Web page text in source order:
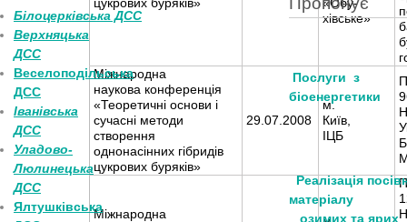
хівське»
Міжнародна
наукова конференція
«Теоретичні основи і
сучасні методи
створення
однонасінних гібридів
цукрових буряків»
29.07.2008
м.
Київ,
ІЦБ
Міжнародна
Білоцерківська ДСС
Верхняцька
ДСС
Веселоподільська
ДСС
Іванівська
ДСС
Уладово-
Люлинецька
ДСС
Ялтушківська
Послуги з
біоенергетики
Реалізація
матеріалу
озимих та ярих